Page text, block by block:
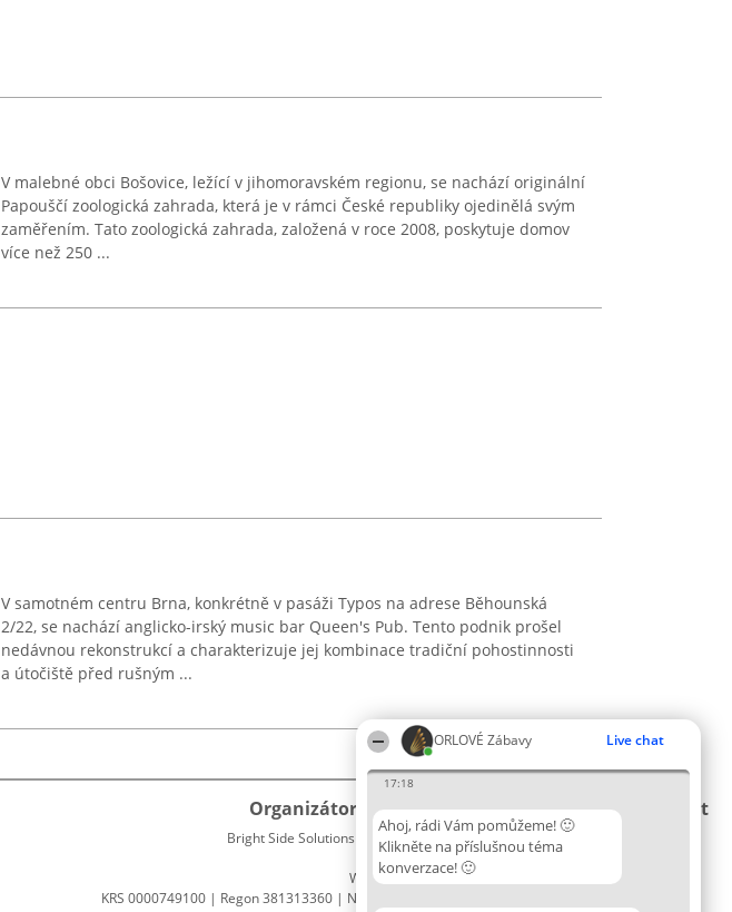
ORLOVÉ Zábavy Live chat
17:18
Ahoj, rádi Vám pomůžeme! 🙂
Klikněte na příslušnou téma
konverzace! 🙂
V malebné obci Bošovice, ležící v jihomoravském regionu, se nachází originální
Papouščí zoologická zahrada, která je v rámci České republiky ojedinělá svým
zaměřením. Tato zoologická zahrada, založená v roce 2008, poskytuje domov
více než 250 ...
V samotném centru Brna, konkrétně v pasáži Typos na adrese Běhounská
2/22, se nachází anglicko-irský music bar Queen's Pub. Tento podnik prošel
nedávnou rekonstrukcí a charakterizuje jej kombinace tradiční pohostinnosti
a útočiště před rušným ...
Organizátor hlasování
Bright Side Solutions sp. z o. o. sp. k.
ul. Ruska 22
Wrocław 50-079
KRS 0000749100 | Regon 381313360 | NIP 8943132676
Plebiscyt
Vítězové
Seznam
Kontakt